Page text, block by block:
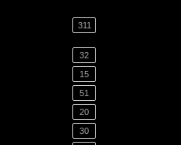
311
32
15
51
20
30